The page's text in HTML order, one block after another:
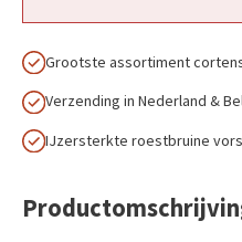
Grootste assortiment
Verzending in Nederland &
IJzersterkte roestbruine